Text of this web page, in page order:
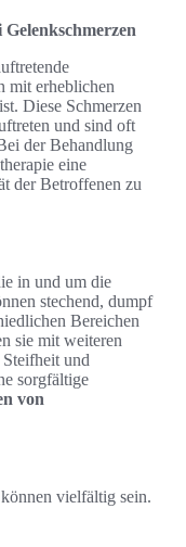
mit erheblichen
Diese Schmerzen
und sind oft
der Behandlung
eine
der Betroffenen zu
in und um die
stechend, dumpf
Bereichen
sie mit weiteren
und
sorgfältige
von
können vielfältig sein.